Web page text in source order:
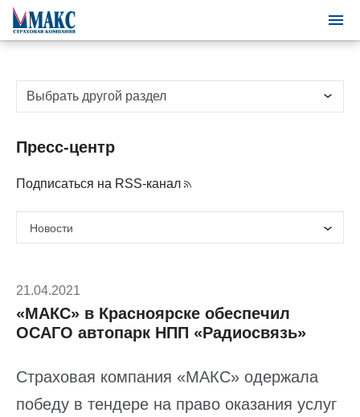
Пресс-центр
Подписаться на RSS-канал
21.04.2021
«МАКС» в Красноярске обеспечил
ОСАГО автопарк НПП «Радиосвязь»
Страховая компания «МАКС» одержала
победу в тендере на право оказания услуг
Выбрать другой раздел